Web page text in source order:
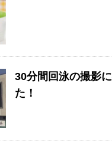
30分間回泳の撮影
た！